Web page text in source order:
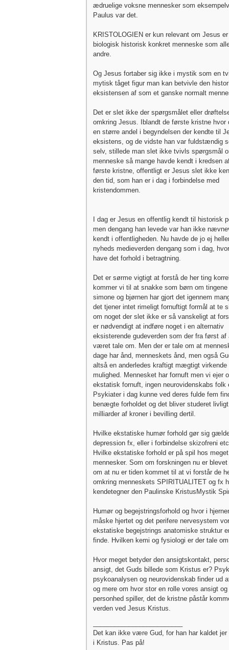
ædruelige voksne mennesker som
Paulus var det.
KRISTOLOGIEN er kun relevant om Jesus
biologisk historisk konkret menneske som
andre.
Og Jesus fortaber sig ikke i mystik som en
mytisk tåget figur man kan betvivle den
eksistensen af som et ganske normalt
Det er slet ikke der spørgsmålet eller
omkring Jesus. Iblandt de første kristne hvor
en større andel i begyndelsen der kendte til
eksistens, og de vidste han var fuldstændig
selv, stillede man slet ikke tvivls spørgsmål
menneske så mange havde kendt i kredsen
første kristne, offentligt er Jesus slet ikke
den tid, som han er i dag i forbindelse med
kristendommen.
I dag er Jesus en offentlig kendt til historisk
men dengang han levede var han ikke
kendt i offentligheden. Nu havde de jo ej
nyheds medieverden dengang som i dag,
have det forhold i betragtning.
Det er sørme vigtigt at forstå de her ting
kommer vi til at snakke som børn om
simone og bjørnen har gjort det igennem
det tjener intet rimeligt fornuftigt formål at te
om noget der slet ikke er så vanskeligt at
er nødvendigt at indføre noget i en alternativ
eksisterende gudeverden som der fra først af
været tale om. Men der er tale om at
dage har ånd, menneskets ånd, men også
altså en anderledes kraftigt mægtigt virkende
mulighed. Mennesket har fornuft men vi ejer
ekstatisk fornuft, ingen neurovidenskabs folk
Psykiater i dag kunne ved deres fulde fem
benægte forholdet og det bliver studeret
milliarder af kroner i bevilling dertil.
Hvilke ekstatiske humør forhold gør sig
depression fx, eller i forbindelse skizofreni
Hvilke ekstatiske forhold er på spil hos
mennesker. Som om forskningen nu er blevet
om at nu er tiden kommet til at vi forstår de
omkring menneskets SPIRITUALITET og fx
kendetegner den Paulinske KristusMystik
Humør og begejstringsforhold og hvor i
måske hjertet og det perifere nervesystem
ekstatiske begejstrings anatomiske struktur
finde. Hvilken kemi og fysiologi er der tale
Hvor meget betyder den ansigtskontakt,
ansigt, det Guds billede som Kristus er?
psykoanalysen og neurovidenskab finder ud
og mere om hvor stor en rolle vores ansigt og
personhed spiller, det de kristne påstår
verden ved Jesus Kristus.
Det kan ikke være Gud, for han har kaldet jer
i Kristus. Pas på!